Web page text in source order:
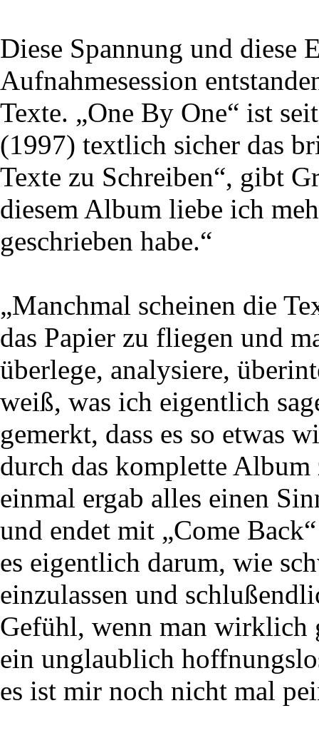
Diese Spannung und diese
Aufnahmesession
Texte. „One By One“ ist
(1997) textlich sicher das
Texte zu Schreiben“, gibt
diesem Album liebe ich
geschrieben habe.“
„Manchmal scheinen die
das Papier zu fliegen und
überlege, analysiere,
weiß, was ich eigentlich
gemerkt, dass es so etwas
durch das komplette
einmal ergab alles einen
und endet mit „Come
es eigentlich darum, wie
einzulassen und
Gefühl, wenn man
ein unglaublich
es ist mir noch nicht mal